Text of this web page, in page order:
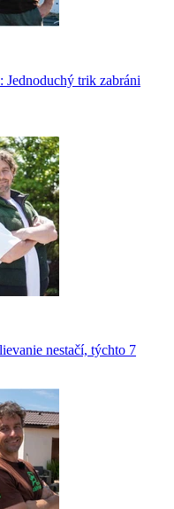
Jednoduchý trik zabráni
nestačí, týchto 7